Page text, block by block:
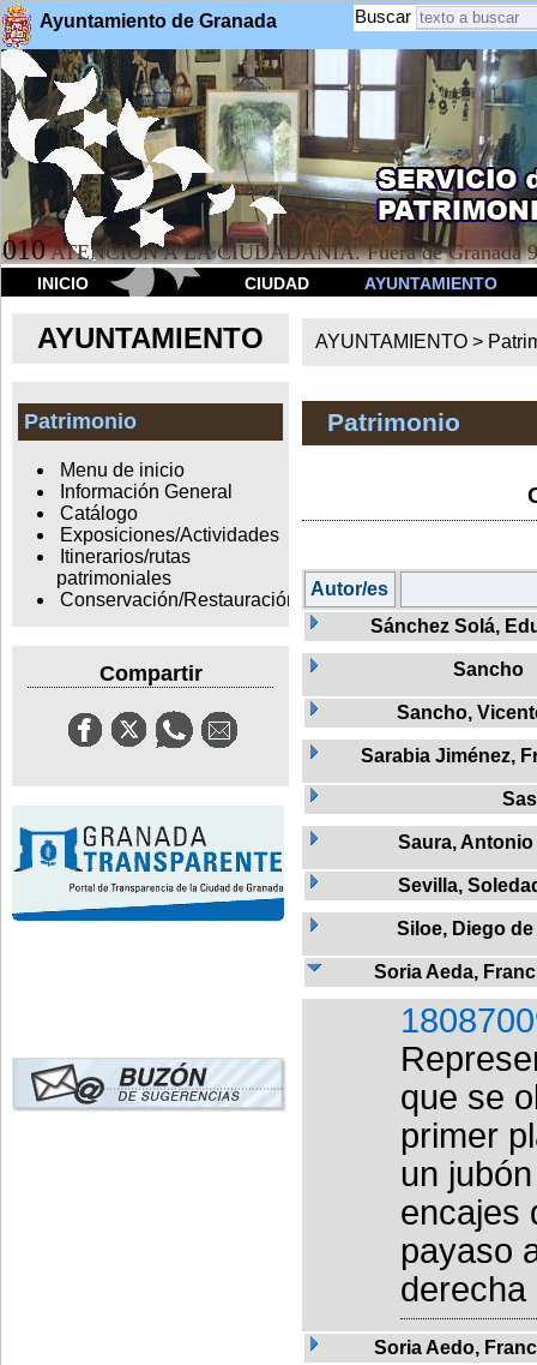
Ayuntamiento de Granada Buscar
010 ATENCION A LA CIUDADANÍA. Fuera de Granada
INICIO CIUDAD AYUNTAMIENTO
AYUNTAMIENTO
Patrimonio
Menu de inicio
Información General
Catálogo
Exposiciones/Actividades
Itinerarios/rutas
patrimoniales
Conservación/Restauración
Compartir
AYUNTAMIENTO >
Patrimonio
Autor/es
Sánchez Solá,
Sancho
Sancho,
Sarabia Jiménez,
Saura, Antonio
Sevilla,
Siloe, Diego de
Soria Aeda,
que se
primer
un
encajes
payaso
derecha
Soria Aedo,